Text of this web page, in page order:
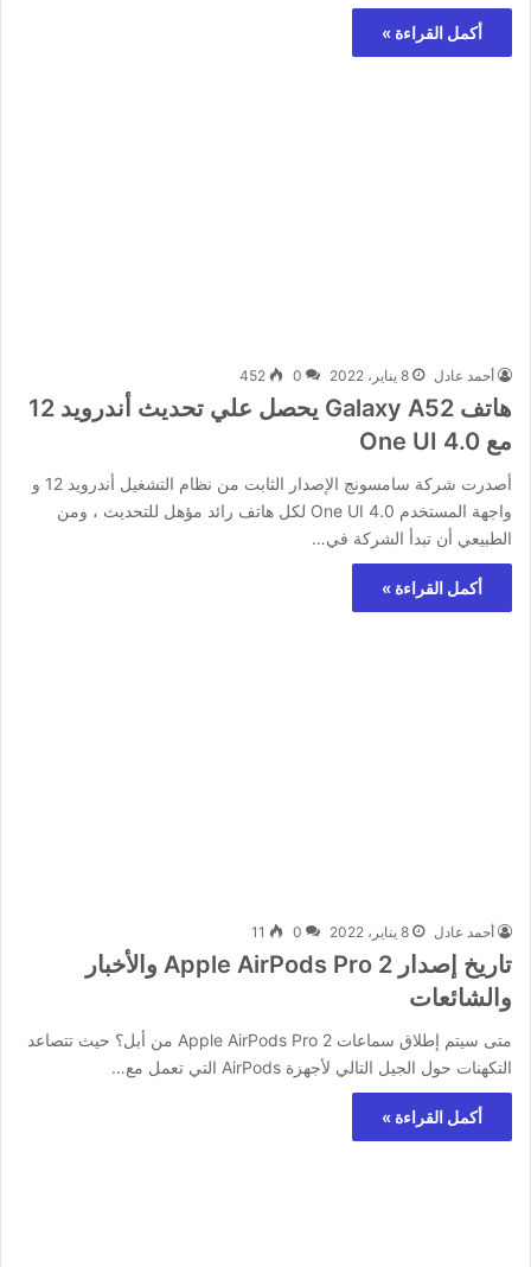
أكمل القراءة »
أحمد عادل 8 يناير، 2022 0
452
هاتف Galaxy A52 يحصل علي تحديث أندرويد 12
مع One UI 4.0
أصدرت شركة سامسونج الإصدار الثابت من نظام التشغيل أندرويد 12 و
واجهة المستخدم One UI 4.0 لكل هاتف رائد مؤهل للتحديث ، ومن
الطبيعي أن تبدأ الشركة في…
أكمل القراءة »
أحمد عادل 8 يناير، 2022 0
11
تاريخ إصدار Apple AirPods Pro 2 والأخبار
والشائعات
متى سيتم إطلاق سماعات Apple AirPods Pro 2 من أبل؟ حيث تتصاعد
التكهنات حول الجيل التالي لأجهزة AirPods التي تعمل مع…
أكمل القراءة »